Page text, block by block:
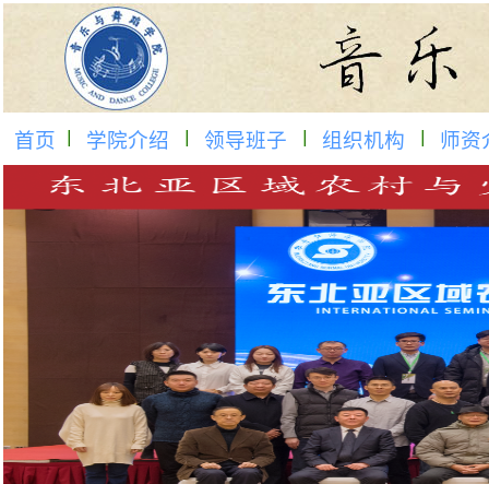
首页 学院介绍 领导班子 组织机构 师